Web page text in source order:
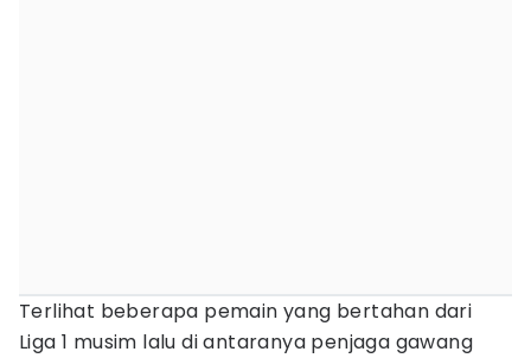
Terlihat beberapa pemain yang bertahan dari
Liga 1 musim lalu di antaranya penjaga gawang